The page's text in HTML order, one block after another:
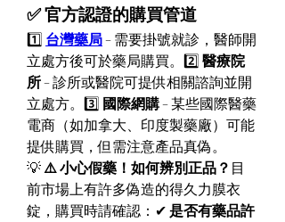
✅ 官方認證的購買管道
1️⃣ 台灣藥局 – 需要掛號就診，醫師開
立處方後可於藥局購買。2️⃣ 醫療院
所 – 診所或醫院可提供相關諮詢並開
立處方。3️⃣ 國際網購 – 某些國際醫藥
電商（如加拿大、印度製藥廠）可能
提供購買，但需注意產品真偽。
💡 ⚠️ 小心假藥！如何辨別正品？ 目
前市場上有許多偽造的得久力膜衣
錠，購買時請確認：✔ 是否有藥品許